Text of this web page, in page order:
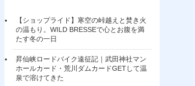
【ショップライド】寒空の峠越えと焚き火
の温もり。WILD BRESSEで心とお腹を満
たす冬の一日
昇仙峡ロードバイク遠征記｜武田神社マン
ホールカード・荒川ダムカードGETして温
泉で溶けてきた